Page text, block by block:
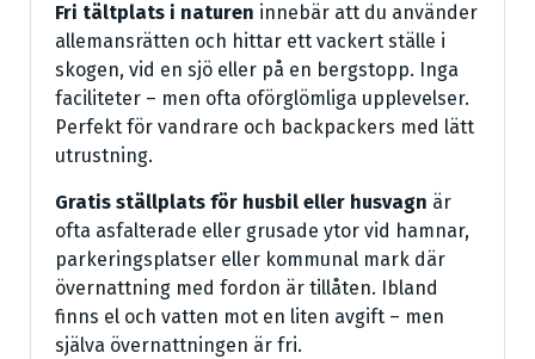
Fri tältplats i naturen innebär att du använder
allemansrätten och hittar ett vackert ställe i
skogen, vid en sjö eller på en bergstopp. Inga
faciliteter – men ofta oförglömliga upplevelser.
Perfekt för vandrare och backpackers med lätt
utrustning.
Gratis ställplats för husbil eller husvagn är
ofta asfalterade eller grusade ytor vid hamnar,
parkeringsplatser eller kommunal mark där
övernattning med fordon är tillåten. Ibland
finns el och vatten mot en liten avgift – men
själva övernattningen är fri.